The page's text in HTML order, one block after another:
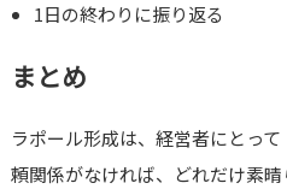
1日の終わりに振り返る
まとめ
ラポール形成は、経営者にとっ
頼関係がなければ、どれだけ素